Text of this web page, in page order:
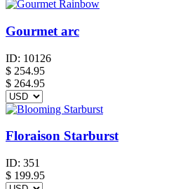
Gourmet arc
ID: 10126
$ 254.95
$ 264.95
Floraison Starburst
ID: 351
$ 199.95